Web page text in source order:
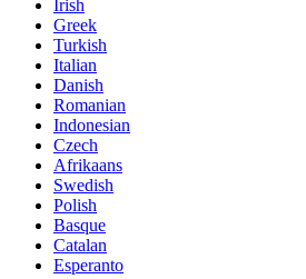
Irish
Greek
Turkish
Italian
Danish
Romanian
Indonesian
Czech
Afrikaans
Swedish
Polish
Basque
Catalan
Esperanto